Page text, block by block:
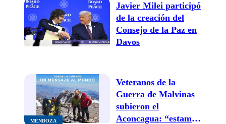
Javier Milei participó
de la creación del
Consejo de la Paz en
Davos
MENDOZA
Veteranos de la
Guerra de Malvinas
subieron el
Aconcagua: “estamos